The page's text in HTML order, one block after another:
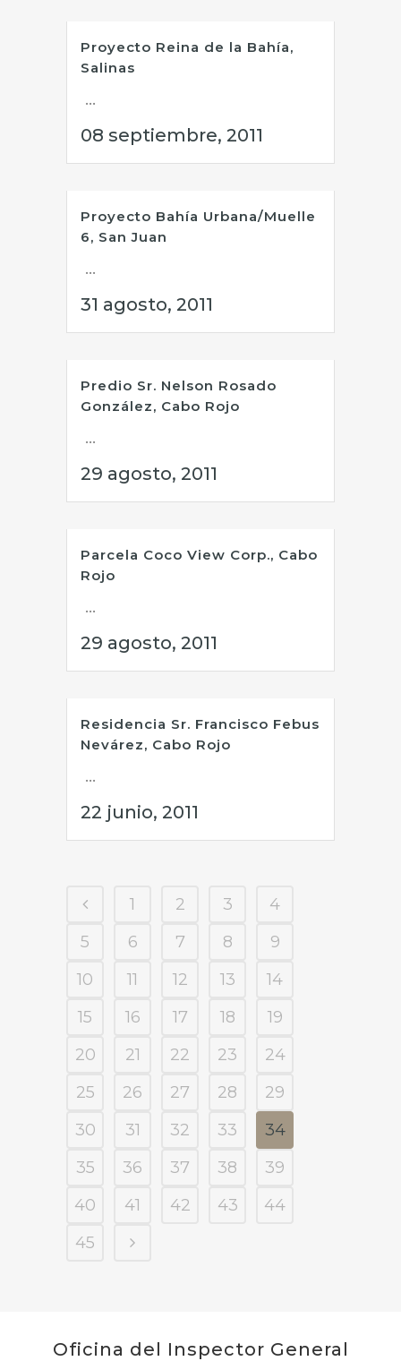
Proyecto Reina de la Bahía,
Salinas
...
08 septiembre, 2011
Proyecto Bahía Urbana/Muelle
6, San Juan
...
31 agosto, 2011
Predio Sr. Nelson Rosado
González, Cabo Rojo
...
29 agosto, 2011
Parcela Coco View Corp., Cabo
Rojo
...
29 agosto, 2011
Residencia Sr. Francisco Febus
Nevárez, Cabo Rojo
...
22 junio, 2011
1 2 3
4
5
6 7 8
9
10
11 12 13
14
15
16 17 18
19
20
21 22 23
24
25
26 27 28
29
30
31 32 33
34
35
36 37 38
39
40
41 42 43
44
45
Oficina del Inspector General